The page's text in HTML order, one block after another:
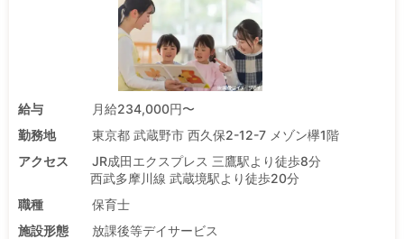
給与
月給234,000円〜
勤務地
東京都 武蔵野市 西久保2-12-7 メゾン欅1階
アクセス
JR成田エクスプレス 三鷹駅より徒歩8分
西武多摩川線 武蔵境駅より徒歩20分
職種
保育士
施設形態
放課後等デイサービス